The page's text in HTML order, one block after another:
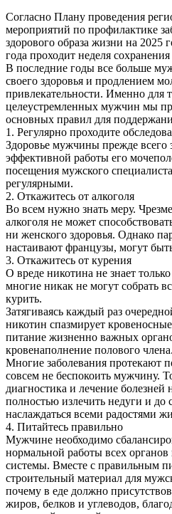
Согласно Плану проведения
мероприятий по профилактике
здорового образа жизни на 2025
года проходит неделя
В последние годы все больше
своего здоровья и продлением
привлекательности. Именно для
целеустремленных мужчин мы
основных правил для
1. Регулярно проходите
Здоровье мужчины прежде всего
эффективной работы его
посещения мужского
регулярными.
2. Откажитесь от алкоголя
Во всем нужно знать меру.
алкоголя не может
ни женского здоровья. Однако
настаивают французы, могут
3. Откажитесь от курения
О вреде никотина не знает
многие никак не могут собрать
курить.
Затягиваясь каждый раз
никотин спазмирует
питание жизненно важных
кровенаполнение полового члена.
Многие заболевания протекают
совсем не беспокоить мужчину.
диагностика и лечение
полностью излечить недуги и до
наслаждаться всеми радостями
4. Питайтесь правильно
Мужчине необходимо
нормальной работы всех
системы. Вместе с правильным
строительный материал для
почему в еде должно
жиров, белков и углеводов,